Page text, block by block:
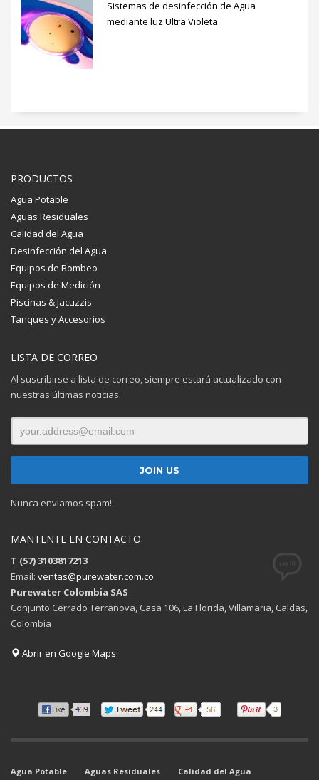
Sistemas de desinfección de Agua
mediante luz Ultra Violeta
PRODUCTOS
Agua Potable
Aguas Residuales
Calidad del Agua
Desinfección del Agua
Equipos de Bombeo
Equipos de Medición
Piscinas & Jacuzzis
Tanques y Accesorios
LISTA DE CORREO
Al suscribirse a lista de correo, siempre estará actualizado con
nuestras últimas noticias.
Nunca enviamos spam!
MANTENTE EN CONTACTO
T (57) 3103817213
Email: ventas@purewater.com.co
Purewater Colombia SAS
Conjunto Cerrado Terranova, Casa 106, La Florida, Villamaria, Caldas,
Colombia
Abrir en Google Maps
Agua Potable Aguas Residuales Calidad del Agua